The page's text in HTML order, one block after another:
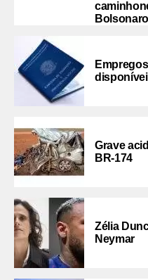
Bolsonaro
Grave
BR-174
Zélia
Neymar